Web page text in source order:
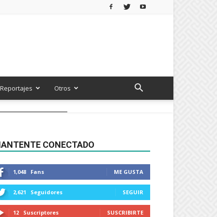
Reportajes Otros
CONECTADO
1,048 Fans ME GUSTA
2,621 Seguidores SEGUIR
12 Suscriptores SUSCRIBIRTE